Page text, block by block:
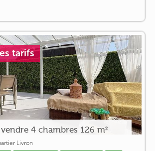
tarifs
4 chambres 126 m²
Livron